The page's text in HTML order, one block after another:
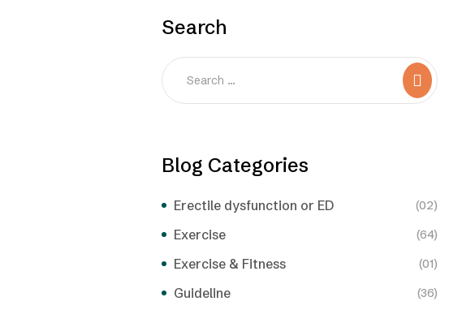
Search
Blog Categories
Erectile dysfunction or ED (02)
Exercise (64)
Exercise & Fitness (01)
Guideline (36)